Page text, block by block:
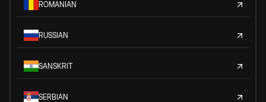
ROMANIAN
RUSSIAN
SANSKRIT
SERBIAN